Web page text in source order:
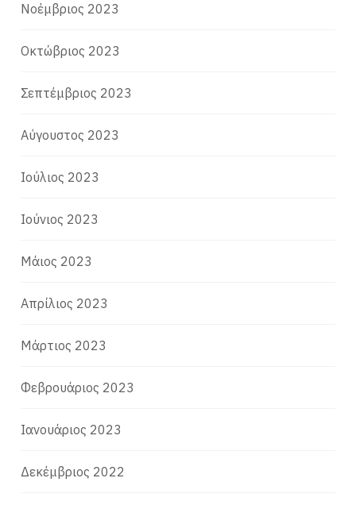
Νοέμβριος 2023
Οκτώβριος 2023
Σεπτέμβριος 2023
Αύγουστος 2023
Ιούλιος 2023
Ιούνιος 2023
Μάιος 2023
Απρίλιος 2023
Μάρτιος 2023
Φεβρουάριος 2023
Ιανουάριος 2023
Δεκέμβριος 2022